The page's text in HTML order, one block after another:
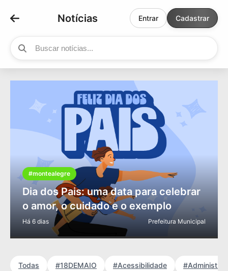
Notícias Entrar Cadastrar
#montealegre
Dia dos Pais: uma data para celebrar
o amor, o cuidado e o exemplo
Há 6 dias Prefeitura Municipal
Todas #18DEMAIO #Acessibilidade